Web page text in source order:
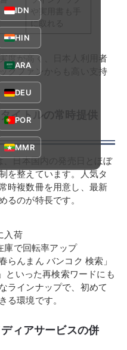
に取れる
度が高く、日本人利用者
クファンからも高い支持
イトルの常時提供
日本国内の発売日とほぼ
を整えています。人気タ
時複数冊を用意し、最新
るのが特長です。
入荷
庫で回転率アップ
らんまん バンコク 検索」
といった再検索ワードにも
ラインナップで、初めて
る環境です。
ィアサービスの併
IDN
HIN
ARA
DEU
POR
MMR